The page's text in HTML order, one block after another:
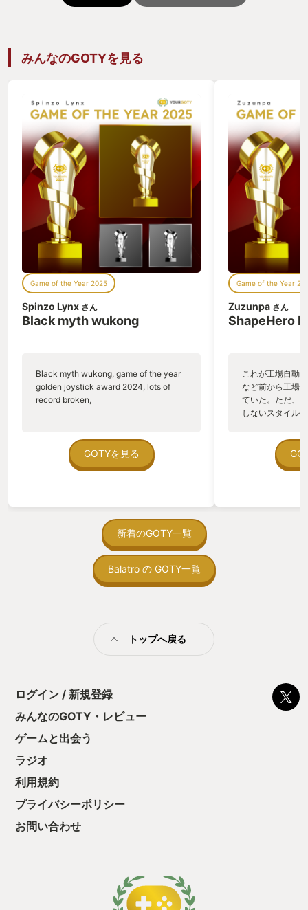
みんなのGOTYを見る
Game of the Year 2025
Spinzo Lynx さん
Black myth wukong
Black myth wukong, game of the year
golden joystick award 2024, lots of
record broken,
GOTYを見る
Game of the Year
Zuzunpa さん
ShapeHero
これが工場自動
など前から工場
ていた。ただ、
しないスタイル
ていた。 ただ
在を知ってから
う。気になる。
型のローグライ
をクリアしたら
う気持ちを揺る
新着のGOTY一覧
Balatro の GOTY一覧
トップへ戻る
ログイン / 新規登録
みんなのGOTY・レビュー
ゲームと出会う
ラジオ
利用規約
プライバシーポリシー
お問い合わせ